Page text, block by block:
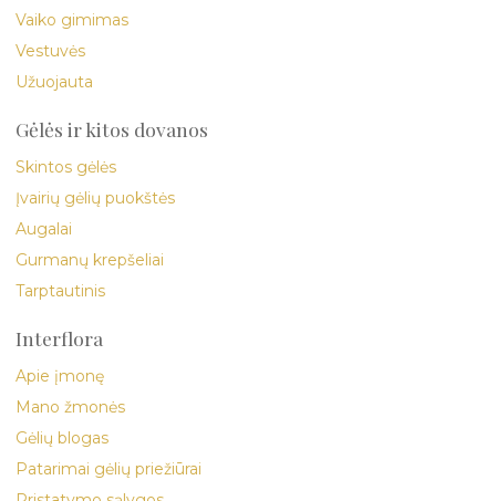
Vaiko gimimas
Vestuvės
Užuojauta
Gėlės ir kitos dovanos
Skintos gėlės
Įvairių gėlių puokštės
Augalai
Gurmanų krepšeliai
Tarptautinis
Interflora
Apie įmonę
Mano žmonės
Gėlių blogas
Patarimai gėlių priežiūrai